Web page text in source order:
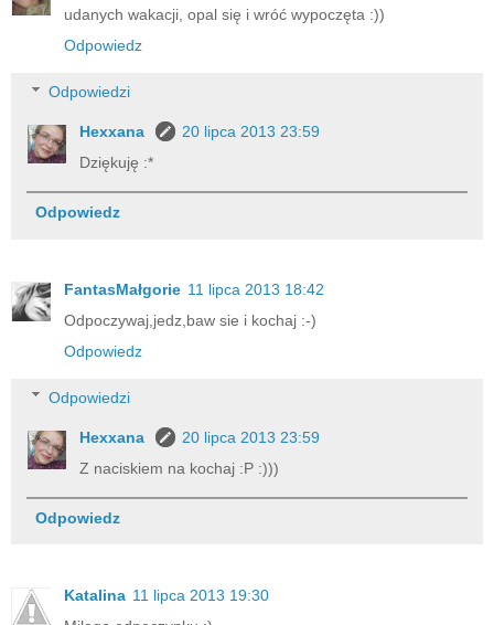
udanych wakacji, opal się i wróć wypoczęta :))
Odpowiedz
Odpowiedzi
Hexxana
20 lipca 2013 23:59
Dziękuję :*
Odpowiedz
FantasMałgorie 11 lipca 2013 18:42
Odpoczywaj,jedz,baw sie i kochaj :-)
Odpowiedz
Odpowiedzi
Hexxana
20 lipca 2013 23:59
Z naciskiem na kochaj :P :)))
Odpowiedz
Katalina 11 lipca 2013 19:30